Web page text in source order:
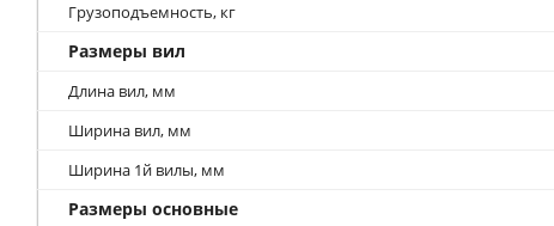
Грузоподъемность, кг
Размеры вил
Длина вил, мм
Ширина вил, мм
Ширина 1й вилы, мм
Размеры основные